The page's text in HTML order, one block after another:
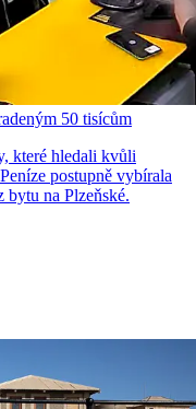
50 tisícům
které hledali kvůli
postupně vybírala
bytu na Plzeňské.